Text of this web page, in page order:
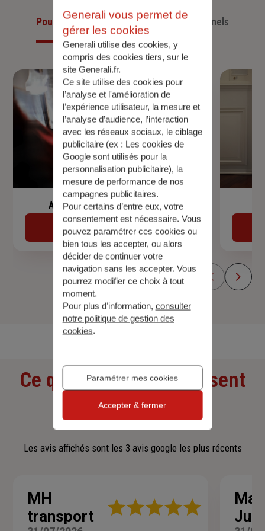
Pour les particuliersPour les professionnels
Assurance de prêt immobilier
Découvrir
Découvrir toutes nos offres
Ce que nos clients pensent
de nous
Les avis affichés sont les 3 avis google les plus récents
MH
transport
Note
Generali vous permet de
gérer les cookies
Generali utilise des cookies, y
compris des cookies tiers, sur le
site Generali.fr.
Ce site utilise des cookies pour
l’analyse et l'amélioration de
l’expérience utilisateur, la mesure et
l’analyse d’audience, l’interaction
avec les réseaux sociaux, le ciblage
publicitaire (ex : Les cookies de
Google sont utilisés pour la
personnalisation publicitaire), la
mesure de performance de nos
campagnes publicitaires.
Pour certains d’entre eux, votre
consentement est nécessaire. Vous
pouvez paramétrer ces cookies ou
bien tous les accepter, ou alors
décider de continuer votre
navigation sans les accepter. Vous
pourrez modifier ce choix à tout
moment.
Pour plus d’information, consulter
notre politique de gestion des
cookies.
Paramétrer mes cookies
Accepter & fermer